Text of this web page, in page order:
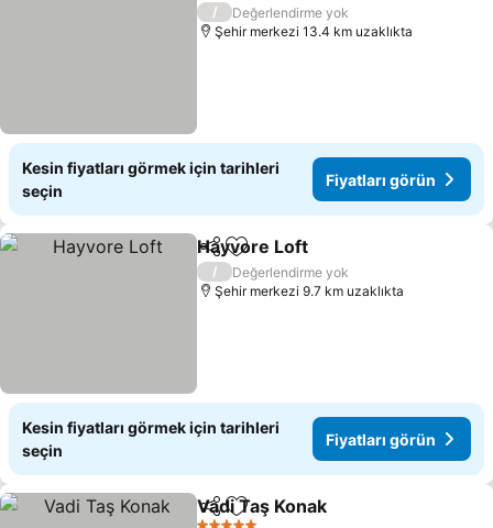
/
Değerlendirme yok
Şehir merkezi 13.4 km uzaklıkta
Kesin fiyatları görmek için tarihleri
seçin
Fiyatları görün
PaylaşFavorilerime ekle
Hayvore Loft
/
Değerlendirme yok
Şehir merkezi 9.7 km uzaklıkta
Kesin fiyatları görmek için tarihleri
seçin
Fiyatları görün
PaylaşFavorilerime ekle
Vadi Taş Konak